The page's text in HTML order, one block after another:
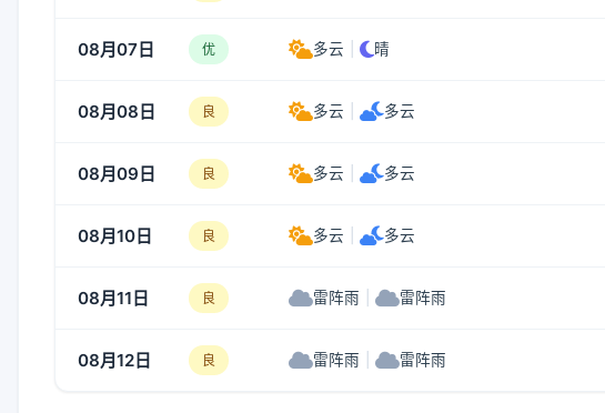
08月07日 优 多云 晴
08月08日 良 多云 多云
08月09日 良 多云 多云
08月10日 良 多云 多云
08月11日 良 雷阵雨 雷阵雨
08月12日 良 雷阵雨 雷阵雨